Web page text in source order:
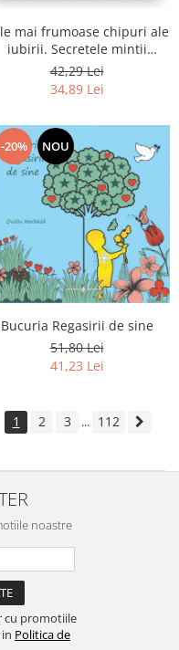
mai frumoase chipuri ale
iubirii. Secretele mintii
omenesti in opera marelui
initiat, Rumi
42,29 Lei
34,89 Lei
-20% NOU
Bucuria Regasirii de sine
51,80 Lei
41,23 Lei
1 2 3 ... 112
noastre
cu promotiile
Politica de